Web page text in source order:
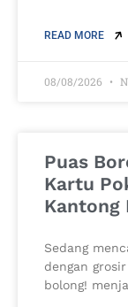
READ MORE
08/08/2026
Puas
Kartu
Kantong
Sedang
dengan
bolong!